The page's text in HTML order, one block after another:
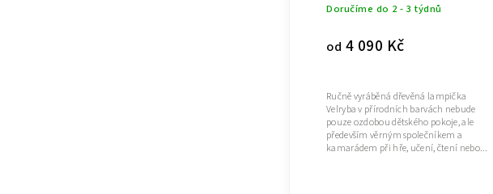
Doručíme do 2 - 3 týdnů
od 4 090 Kč
Ručně vyráběná dřevěná lampička
Velryba v přírodních barvách nebude
pouze ozdobou dětského pokoje, ale
především věrným společníkem a
kamarádem při hře, učení, čtení nebo...